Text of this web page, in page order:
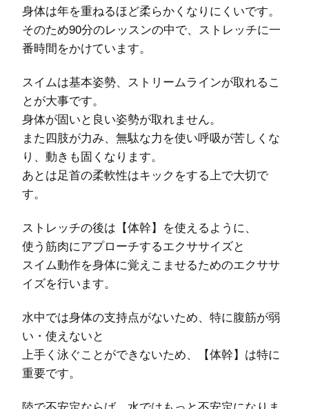
身体は年を重ねるほど柔らかくなりにくいです。
そのため90分のレッスンの中で、ストレッチに一
番時間をかけています。
スイムは基本姿勢、ストリームラインが取れるこ
とが大事です。
身体が固いと良い姿勢が取れません。
また四肢が力み、無駄な力を使い呼吸が苦しくな
り、動きも固くなります。
あとは足首の柔軟性はキックをする上で大切で
す。
ストレッチの後は【体幹】を使えるように、
使う筋肉にアプローチするエクササイズと
スイム動作を身体に覚えこませるためのエクササ
イズを行います。
水中では身体の支持点がないため、特に腹筋が弱
い・使えないと
上手く泳ぐことができないため、【体幹】は特に
重要です。
陸で不安定ならば、水ではもっと不安定になりま